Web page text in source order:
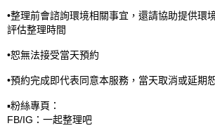
•整理前會諮詢環境相關事宜，還請協助提供環
評估整理時間
•恕無法接受當天預約
•預約完成即代表同意本服務，當天取消或延期
▪️粉絲專頁：
FB/IG：一起整理吧